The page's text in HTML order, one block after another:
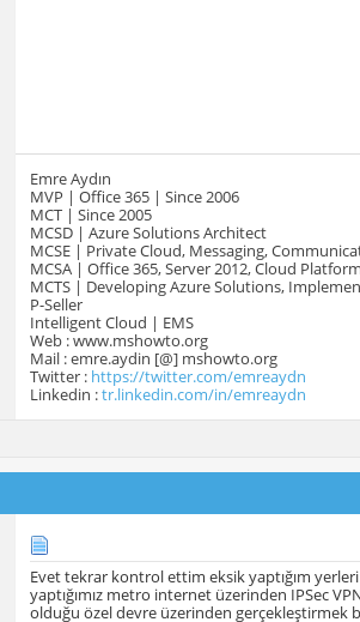
Emre Aydın
MVP | Office 365 | Since 2006
MCT | Since 2005
MCSD | Azure Solutions Architect
MCSE | Private Cloud, Messaging,
MCSA | Office 365, Server 2012, Cloud Platform
MCTS | Developing Azure Solutions,
P-Seller
Intelligent Cloud | EMS
Web : www.mshowto.org
Mail : emre.aydin [@] mshowto.org
Twitter : https://twitter.com/emreaydn
Linkedin :tr.linkedin.com/in/emreaydn
Evet tekrar kontrol ettim eksik yaptığım
yaptığımız metro internet üzerinden IPSec
olduğu özel devre üzerinden gerçekleştirmek